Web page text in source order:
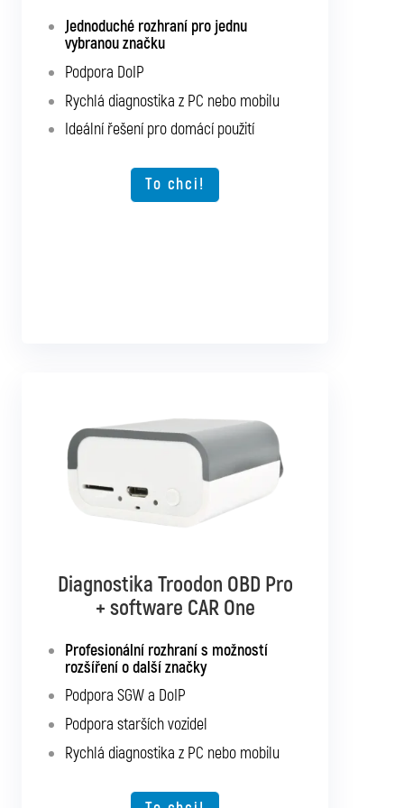
Jednoduché rozhraní pro jednu
vybranou značku
Podpora DoIP
Rychlá diagnostika z PC nebo mobilu
Ideální řešení pro domácí použití
To chci!
Diagnostika až pro 10 značek podle
Podpora starších vozidel
Rychlá diagnostika z PC nebo mobilu
Možnost rozšíření o další typy vozidel
Diagnostika Troodon OBD Pro
+ software CAR One
Profesionální rozhraní s možností
rozšíření o další značky
Podpora SGW a DoIP
Podpora starších vozidel
Rychlá diagnostika z PC nebo mobilu
Diagnostika Troodon OBD Pro
+ software CAR Multibrand
Rozhraní s podporou pro všechna
osobní a užitková vozidla
Podpora SGW a DoIP
Podpora starších vozidel
Rychlá diagnostika z PC nebo mobilu